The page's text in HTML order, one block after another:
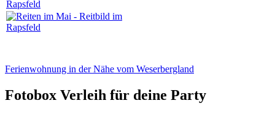
Ferienwohnung in der Nähe vom Weserbergland
Fotobox Verleih für deine Party